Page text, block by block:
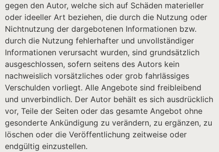
gegen den Autor, welche sich auf Schäden materieller
oder ideeller Art beziehen, die durch die Nutzung oder
Nichtnutzung der dargebotenen Informationen bzw.
durch die Nutzung fehlerhafter und unvollständiger
Informationen verursacht wurden, sind grundsätzlich
ausgeschlossen, sofern seitens des Autors kein
nachweislich vorsätzliches oder grob fahrlässiges
Verschulden vorliegt. Alle Angebote sind freibleibend
und unverbindlich. Der Autor behält es sich ausdrücklich
vor, Teile der Seiten oder das gesamte Angebot ohne
gesonderte Ankündigung zu verändern, zu ergänzen, zu
löschen oder die Veröffentlichung zeitweise oder
endgültig einzustellen.